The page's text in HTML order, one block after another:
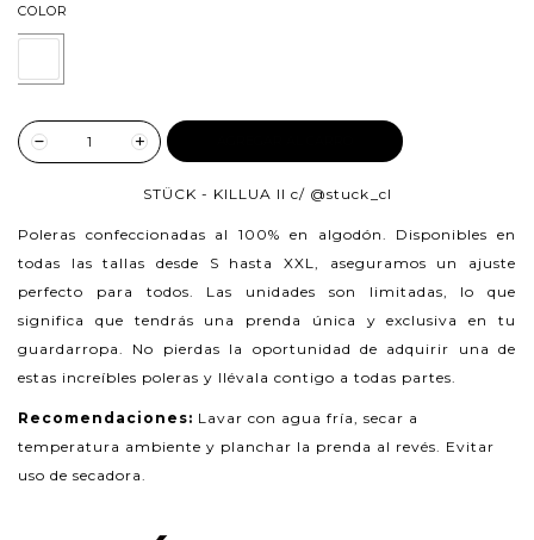
COLOR
STÜCK - KILLUA II c/ @stuck_cl
Poleras confeccionadas al 100% en algodón. Disponibles en
todas las tallas desde S hasta XXL, aseguramos un ajuste
perfecto para todos. Las unidades son limitadas, lo que
significa que tendrás una prenda única y exclusiva en tu
guardarropa. No pierdas la oportunidad de adquirir una de
estas increíbles poleras y llévala contigo a todas partes.
Recomendaciones: Lavar con agua fría, secar a
temperatura ambiente y planchar la prenda al revés. Evitar
uso de secadora.